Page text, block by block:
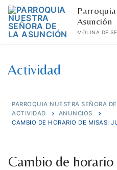
contenido
Asunción
MOLINA DE
Actividad
PARROQUIA NUESTRA SEÑORA
ACTIVIDAD
ANUNCIOS
CAMBIO DE HORARIO DE MISAS:
Cambio de horario